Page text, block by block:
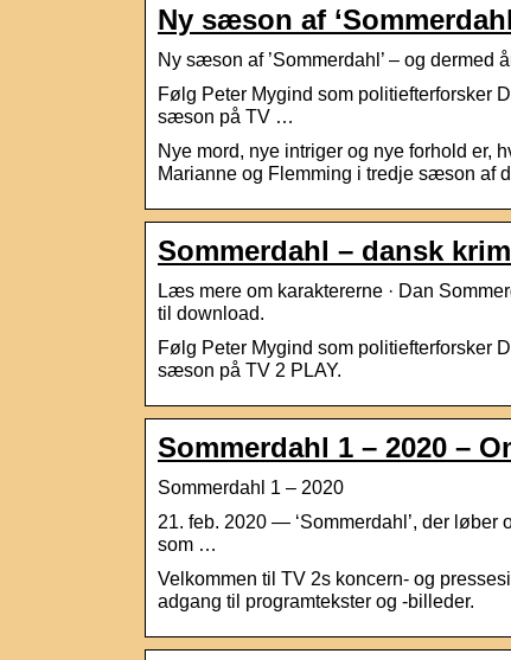
Ny sæson af
Ny sæson af ’Sommerdahl’ – og dermed
Følg Peter Mygind som politiefterforsker
sæson på TV …
Nye mord, nye intriger og nye forhold er,
Marianne og Flemming i tredje sæson af
Sommerdahl – dansk
Læs mere om karaktererne · Dan
til download.
Følg Peter Mygind som politiefterforsker
sæson på TV 2 PLAY.
Sommerdahl 1 – 2020 –
Sommerdahl 1 – 2020
21. feb. 2020 — ‘Sommerdahl’, der
som …
Velkommen til TV 2s koncern- og
adgang til programtekster og -billeder.